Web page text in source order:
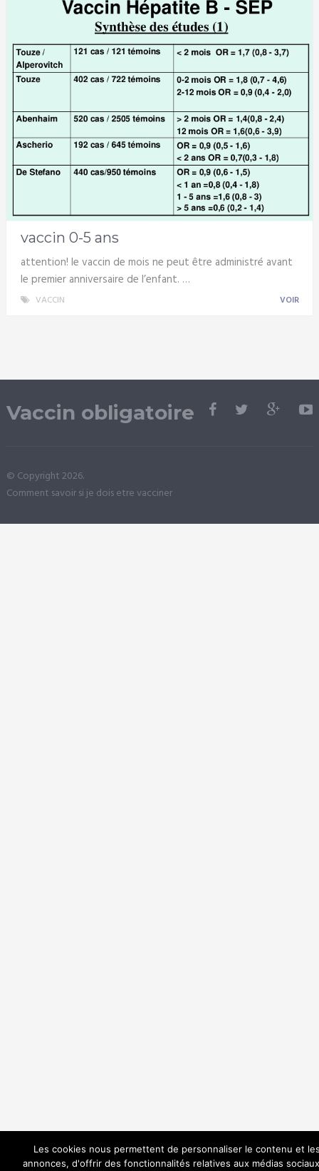
vaccin 0-5 ans
attention! le vaccin de mois ne peut être administré avant
le premier anniversaire de l’enfant. …
VACCIN VOIR
Vaccin obligatoire
© Copyright 2026.
Comment savoir si je dois etre vacciner
Les cookies nous permettent de personnaliser le contenu et
annonces, d'offrir des fonctionnalités relatives aux médias